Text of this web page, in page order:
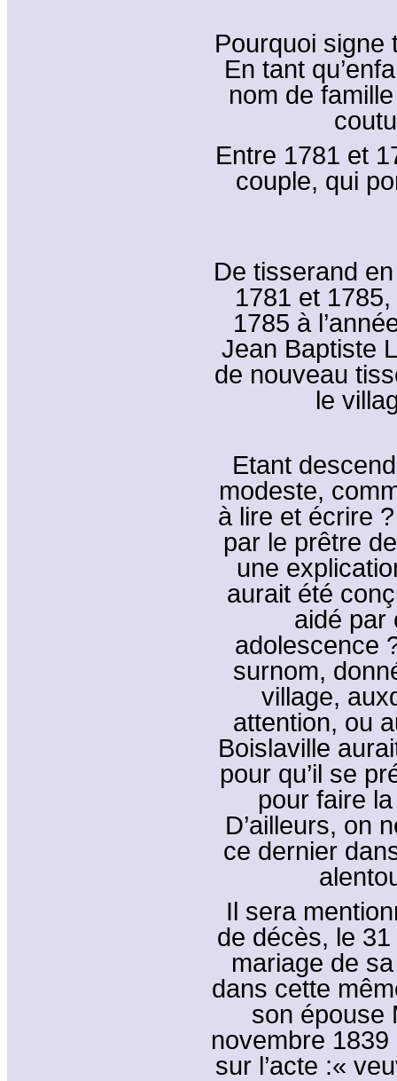
Pourquoi signe
En tant
nom de
Entre 1781 et
couple, qui
De tisserand
1781 et
1785 à
Jean Baptiste
de nouveau
le
Etant
modeste,
à lire et écrire
par le prêtre
une
aurait été
aidé par
adolescence
surnom,
village,
attention, ou
Boislaville
pour qu’il se
pour faire
D’ailleurs, on
ce dernier
Il sera
de décès, le
mariage de
dans cette
son épouse
novembre
sur l’acte :«